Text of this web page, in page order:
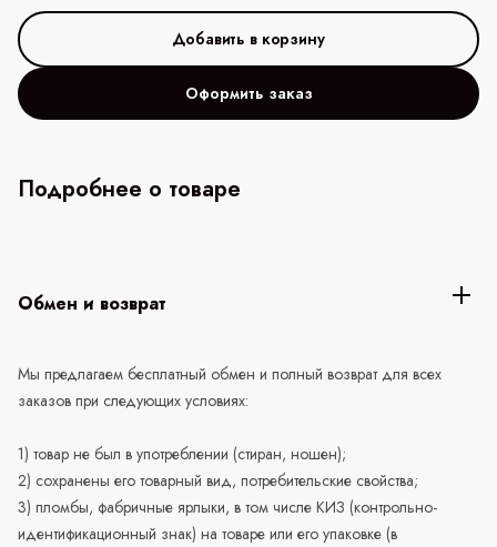
Оформить заказ
Подробнее о товаре
Обмен и возврат
Мы предлагаем бесплатный обмен и полный возврат для всех
заказов при следующих условиях:
1) товар не был в употреблении (стиран, ношен);
2) сохранены его товарный вид, потребительские свойства;
3) пломбы, фабричные ярлыки, в том числе КИЗ (контрольно-
идентификационный знак) на товаре или его упаковке (в